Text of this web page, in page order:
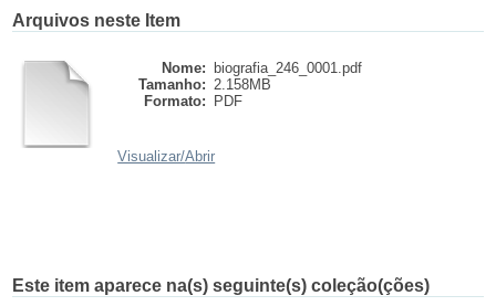
Arquivos neste Item
Nome:
biografia_246_0001.pdf
Tamanho: 2.158MB
Formato:
PDF
Visualizar/Abrir
Este item aparece na(s) seguinte(s) coleção(ções)